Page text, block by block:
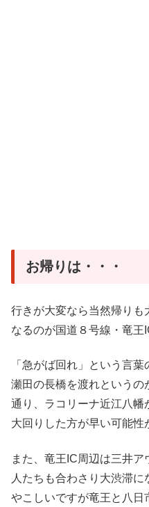
お帰りは・・・
行きが大変なら当然帰りも
なるのが国道８号線・竜王
「急がば回れ」という言
瀬田の長橋を渡れという
通り、ラコリーナ近江八幡
大回りした方が早い可能性
また、竜王IC周辺は三井
人たちも合わさり大渋滞
やこしいですが竜王と八日